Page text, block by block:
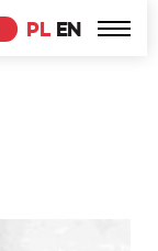
PL EN